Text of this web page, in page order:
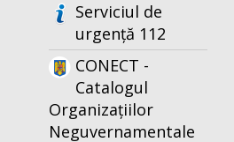
Serviciul de
urgență 112
CONECT -
Catalogul
Organizațiilor
Neguvernamentale